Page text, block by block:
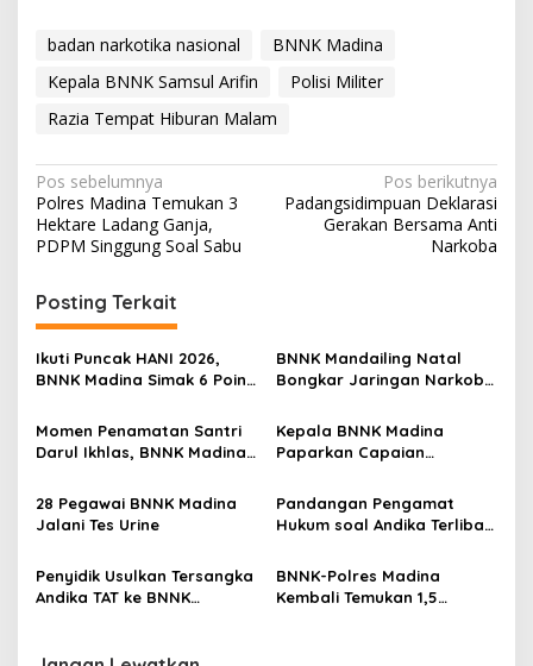
badan narkotika nasional
BNNK Madina
Kepala BNNK Samsul Arifin
Polisi Militer
Razia Tempat Hiburan Malam
Navigasi
pos
Pos sebelumnya
Polres Madina Temukan 3
Hektare Ladang Ganja,
PDPM Singgung Soal Sabu
Pos berikutnya
Padangsidimpuan Deklarasi
Gerakan Bersama Anti
Narkoba
Posting Terkait
Ikuti Puncak HANI 2026,
BNNK Madina Simak 6 Poin
RI
BNNK Mandailing Natal
Bongkar Jaringan Narkoba
Momen Penamatan Santri
Darul Ikhlas, BNNK Madina
Kepala BNNK Madina
Paparkan Capaian
Selama Tahun 2025
28 Pegawai BNNK Madina
Jalani Tes Urine
Pandangan Pengamat
Hukum soal Andika Terlibat
Layak Direhabilitasi
Penyidik Usulkan Tersangka
Andika TAT ke BNNK
BNNK-Polres Madina
Kembali Temukan 1,5